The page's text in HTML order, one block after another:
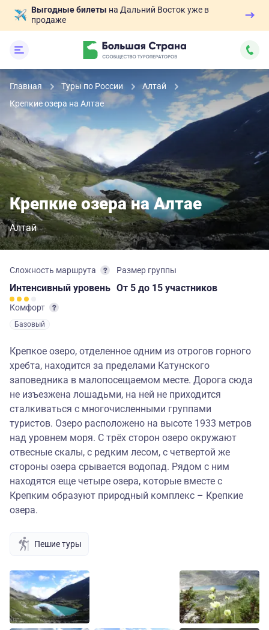
Выгодные билеты на Дальний Восток уже в
продаже
Главная Туры по России
Алтай
Крепкие озера на Алтае
Крепкие озера на Алтае
Алтай
Сложность маршрута
Интенсивный уровень
Комфорт
Базовый
Размер группы
От 5 до 15 участников
Крепкое озеро, отделенное одним из отрогов горного
хребта, находится за пределами Катунского
заповедника в малопосещаемом месте. Дорога сюда
не изъезжена лошадьми, на ней не приходится
сталкиваться с многочисленными группами
туристов. Озеро расположено на высоте 1933 метров
над уровнем моря. С трёх сторон озеро окружают
отвесные скалы, с редким лесом, с четвертой же
стороны озера срывается водопад. Рядом с ним
находятся еще четыре озера, которые вместе с
Крепким образуют природный комплекс – Крепкие
озера.
Пешие туры